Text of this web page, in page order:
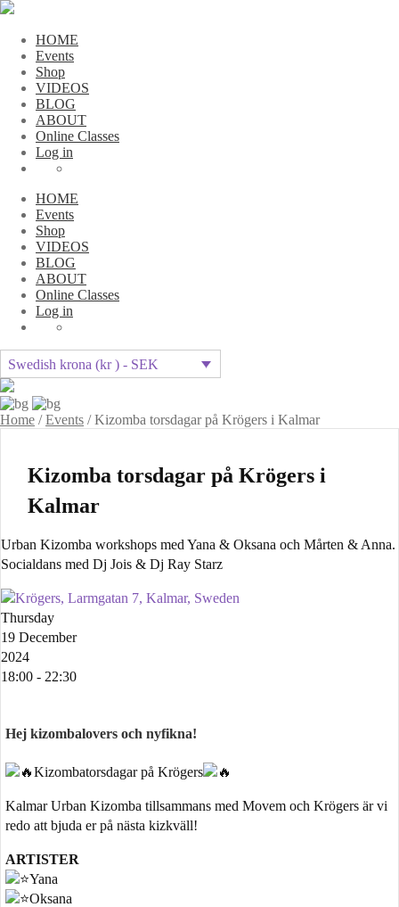
HOME
Events
Shop
VIDEOS
BLOG
ABOUT
Online Classes
Log in
HOME
Events
Shop
VIDEOS
BLOG
ABOUT
Online Classes
Log in
Swedish krona (kr ) - SEK
Home /Events /Kizomba torsdagar på Krögers i Kalmar
Kizomba torsdagar på Krögers i
Kalmar
Urban Kizomba workshops med Yana & Oksana och Mårten & Anna.
Socialdans med Dj Jois & Dj Ray Starz
Krögers, Larmgatan 7, Kalmar, Sweden
Thursday
19 December
2024
18:00 - 22:30
Hej kizombalovers och nyfikna!
Kizombatorsdagar på Krögers
Kalmar Urban Kizomba tillsammans med Movem och Krögers är vi
redo att bjuda er på nästa kizkväll!
ARTISTER
Yana
Oksana